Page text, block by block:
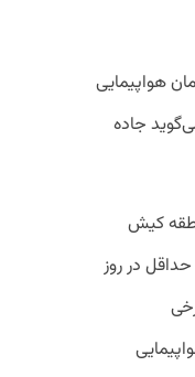
هواپیمایی
جاده
کیش
در روز